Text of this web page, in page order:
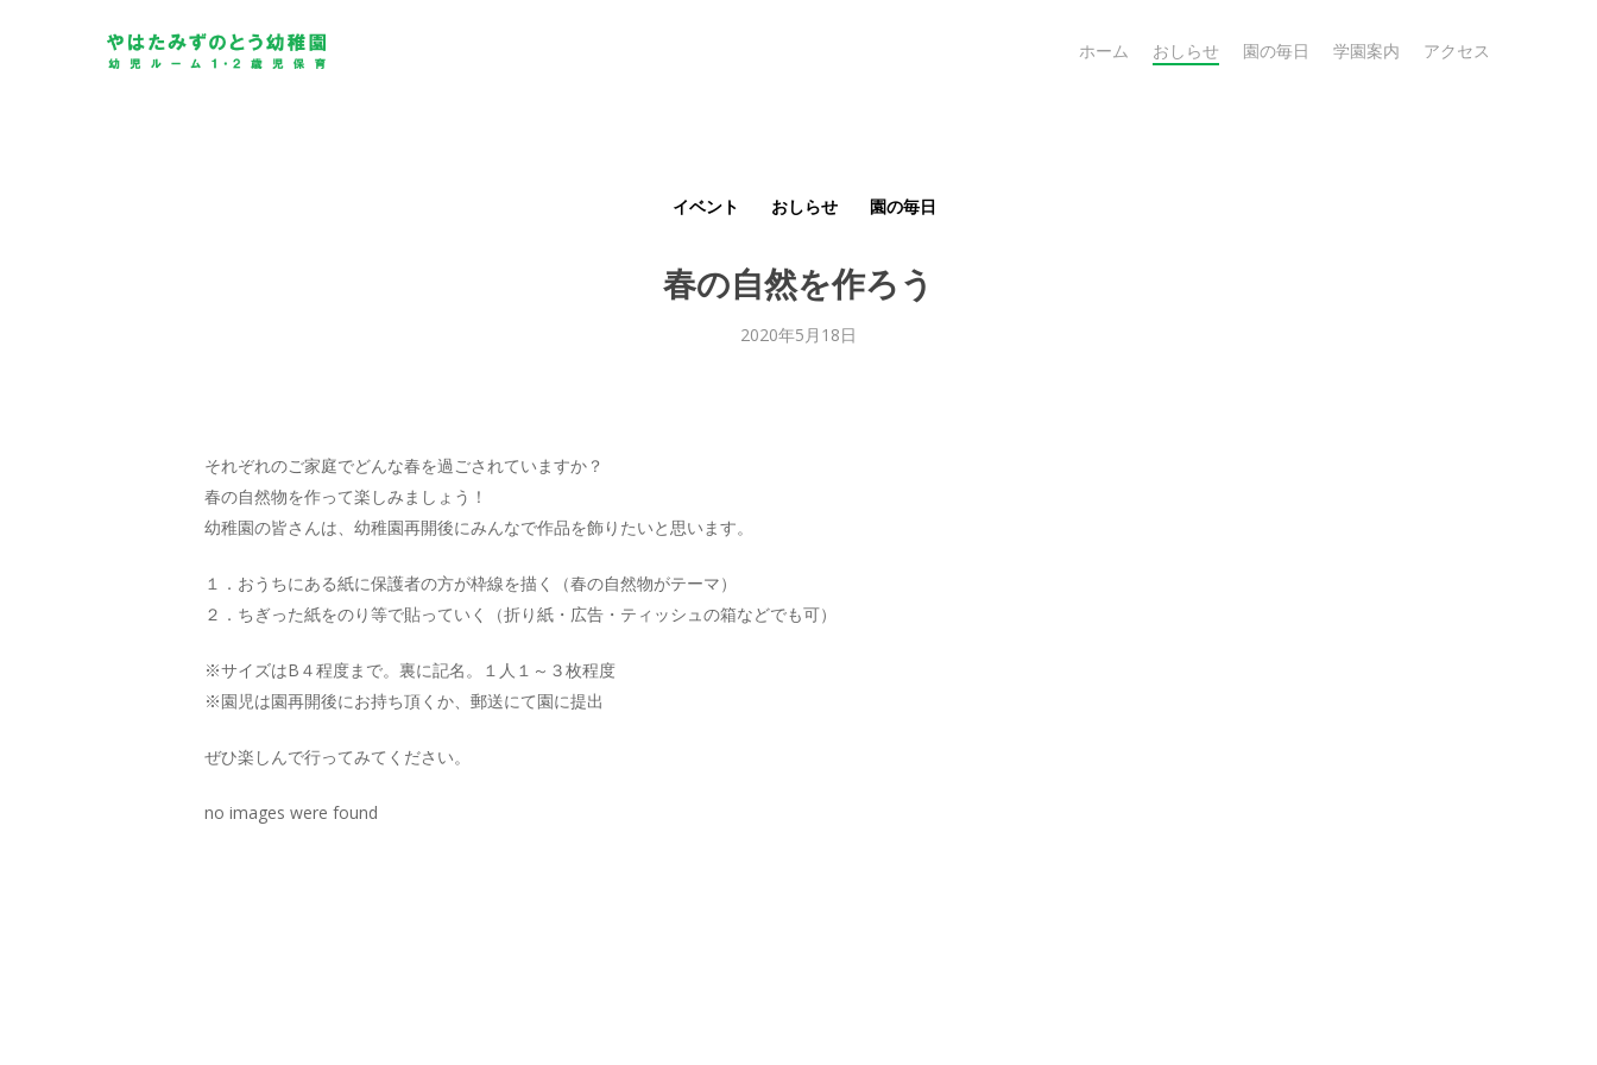
ホーム おしらせ 園の毎日 学園案内 アクセス
イベント おしらせ 園の毎日
春の自然を作ろう
2020年5月18日
それぞれのご家庭でどんな春を過ごされていますか？
春の自然物を作って楽しみましょう！
幼稚園の皆さんは、幼稚園再開後にみんなで作品を飾りたいと思います。
１．おうちにある紙に保護者の方が枠線を描く（春の自然物がテーマ）
２．ちぎった紙をのり等で貼っていく（折り紙・広告・ティッシュの箱などでも可）
※サイズはB４程度まで。裏に記名。１人１～３枚程度
※園児は園再開後にお持ち頂くか、郵送にて園に提出
ぜひ楽しんで行ってみてください。
no images were found